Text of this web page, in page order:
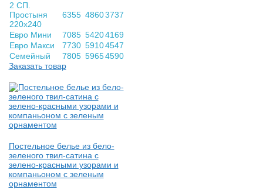
2 СП.
Простыня
220х240
6355 48603737
Евро Мини 7085 54204169
Евро Макси
7730 59104547
Семейный
7805 59654590
Заказать товар
Постельное белье из бело-
зеленого твил-сатина с
зелено-красными узорами и
компаньоном с зеленым
орнаментом